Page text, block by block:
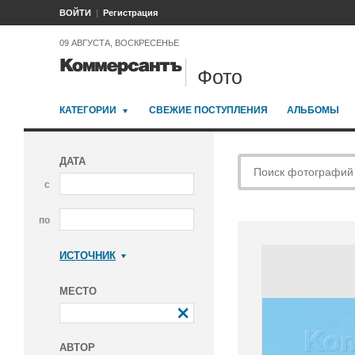
ВОЙТИ Регистрация
09 АВГУСТА, ВОСКРЕСЕНЬЕ
Фото
КАТЕГОРИИ СВЕЖИЕ ПОСТУПЛЕНИЯ АЛЬБОМЫ
ДАТА
с
по
ИСТОЧНИК
МЕСТО
АВТОР